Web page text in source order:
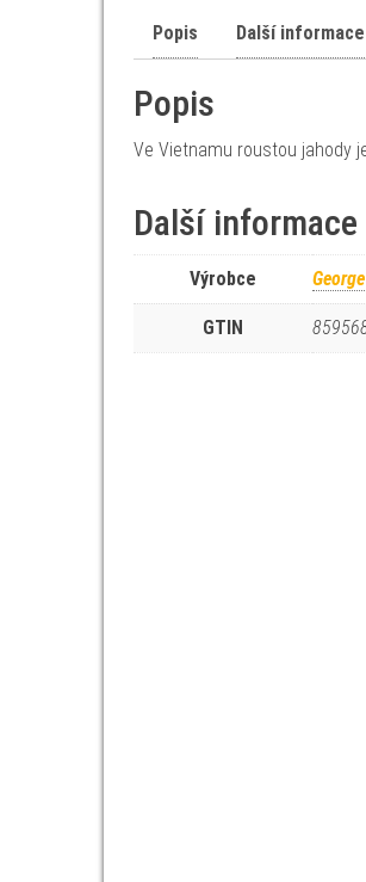
Popis Další informace
Popis
Ve Vietnamu roustou jahody
Další informace
Výrobce
GTIN